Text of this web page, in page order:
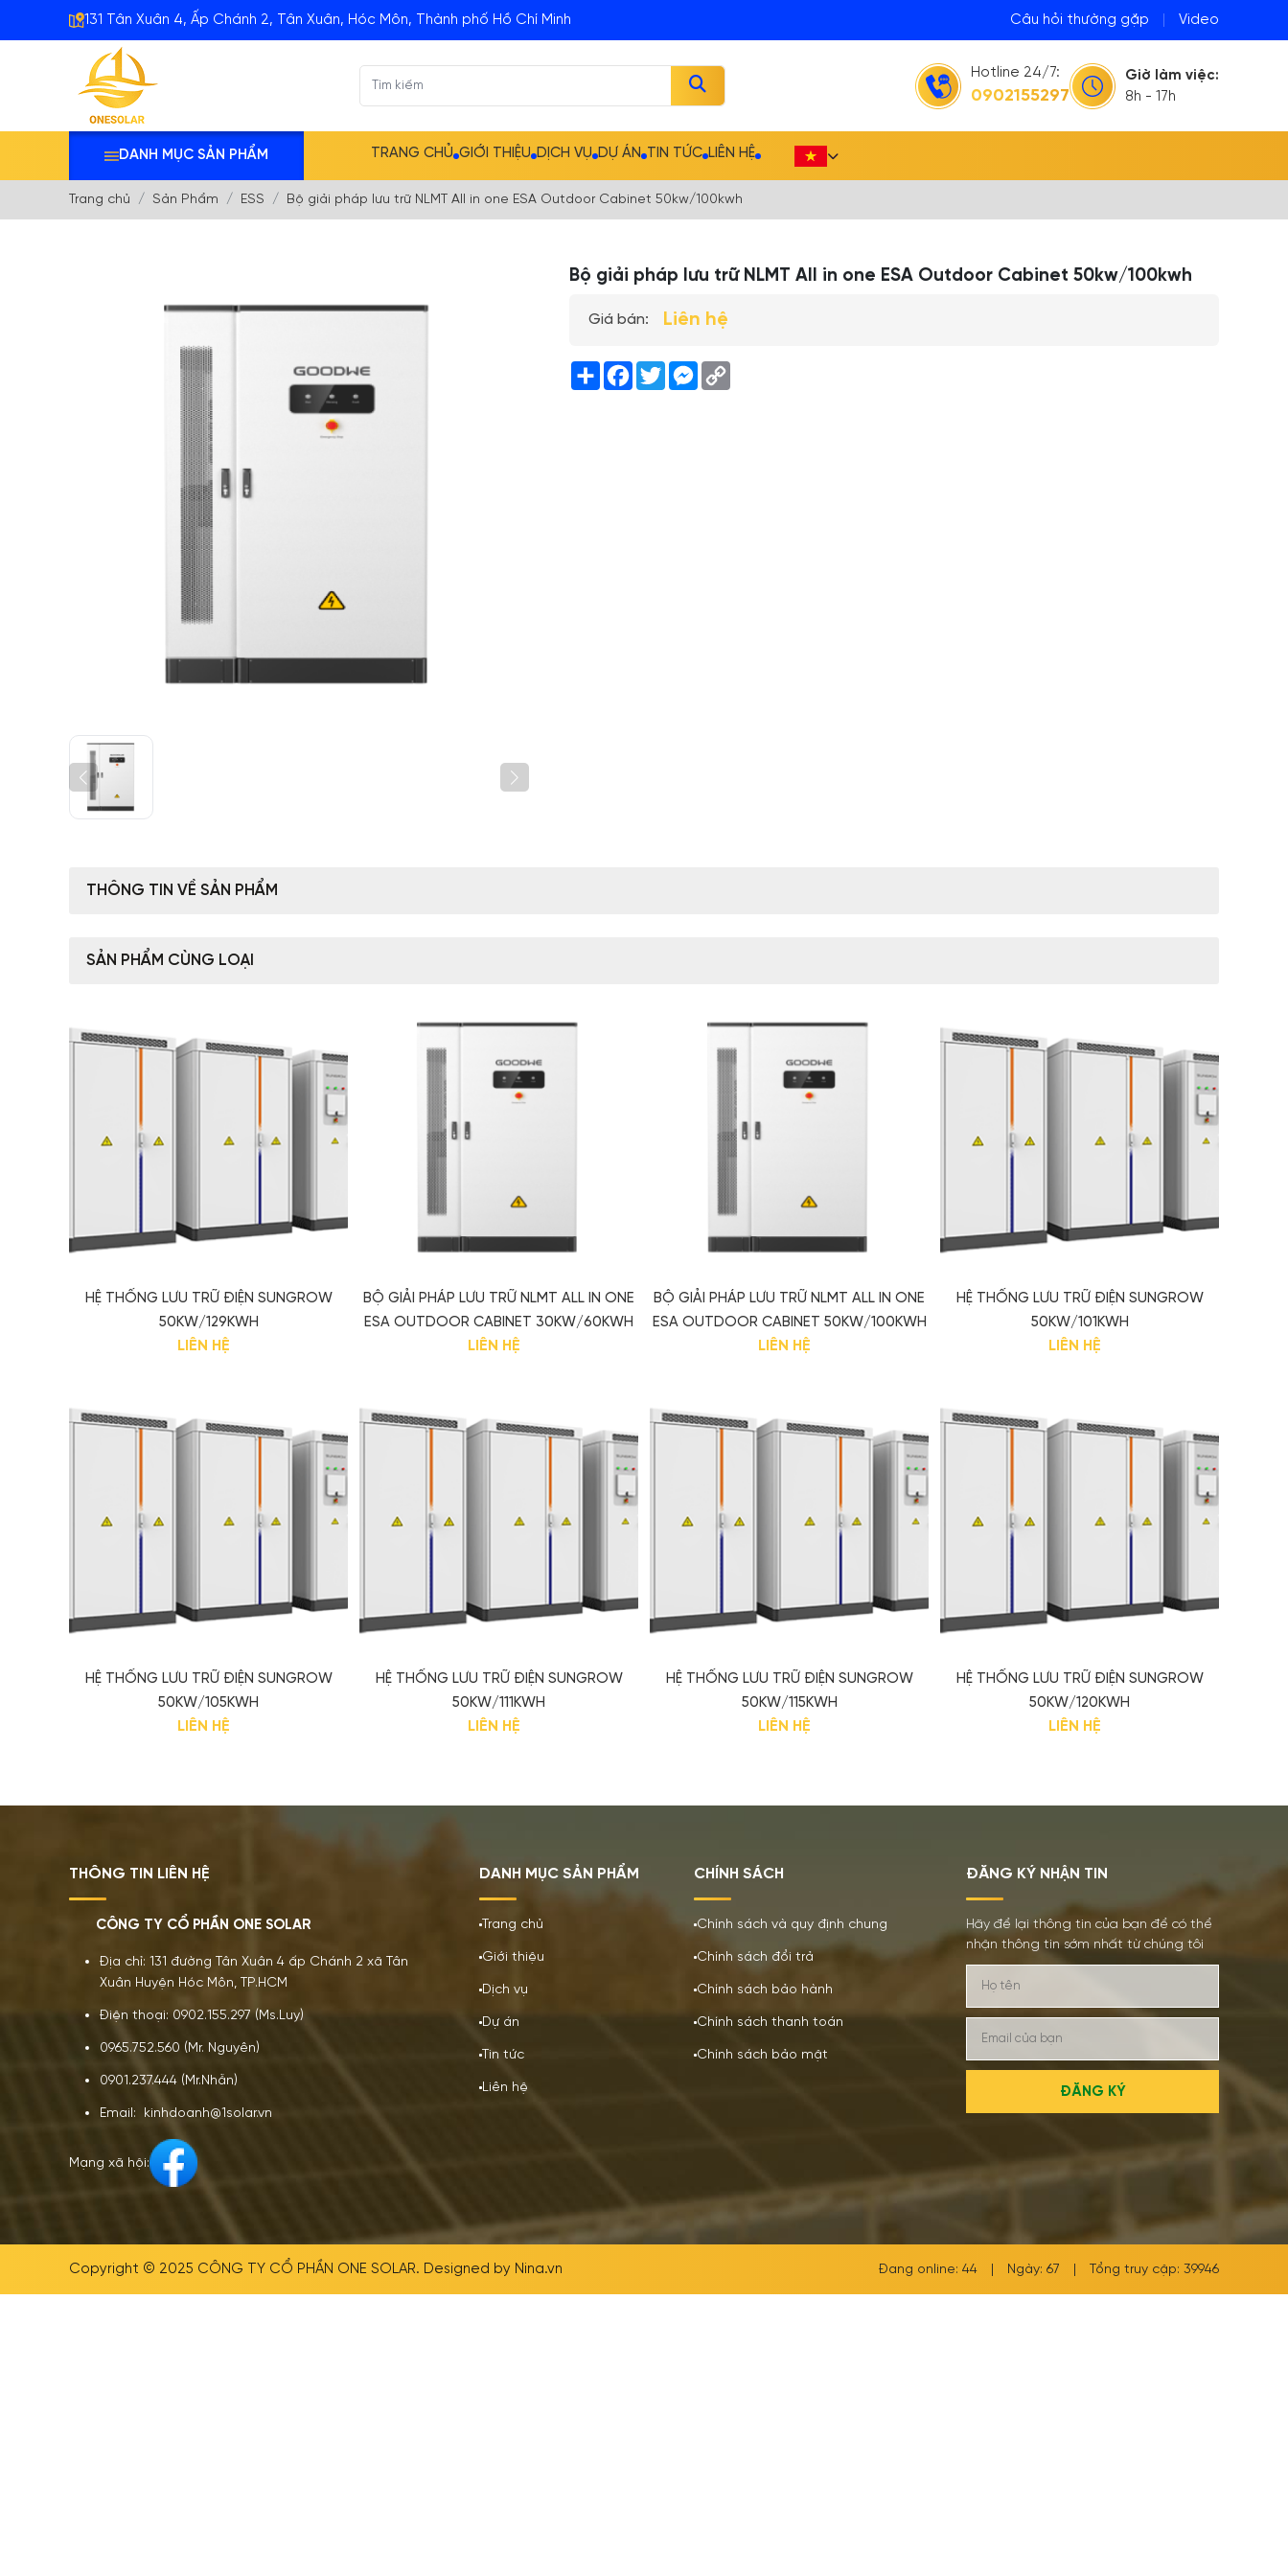
131 Tân Xuân 4, Ấp Chánh 2, Tân Xuân, Hóc Môn, Thành phố Hồ Chí Minh Câu hỏi thường gặp Video
Hotline 24/7:
0902155297
Giờ làm việc:
8h - 17h
DANH MỤC SẢN PHẨM TRANG CHỦ GIỚI THIỆU DỊCH VỤ DỰ ÁN TIN TỨC LIÊN HỆ
Trang chủ Sản Phẩm ESS Bộ giải pháp lưu trữ NLMT All in one ESA Outdoor Cabinet 50kw/100kwh
Bộ giải pháp lưu trữ NLMT All in one ESA Outdoor Cabinet 50kw/100kwh
Giá bán: Liên hệ
ShareFacebook
TwitterMessenger
THÔNG TIN VỀ SẢN PHẨM
SẢN PHẨM CÙNG LOẠI
HỆ THỐNG LƯU TRỮ ĐIỆN SUNGROW
50KW/129KWH
LIÊN HỆ
BỘ GIẢI PHÁP LƯU TRỮ NLMT ALL IN ONE
ESA OUTDOOR CABINET 30KW/60KWH
LIÊN HỆ
BỘ GIẢI PHÁP LƯU TRỮ NLMT ALL IN ONE
ESA OUTDOOR CABINET 50KW/100KWH
LIÊN HỆ
HỆ THỐNG LƯU TRỮ ĐIỆN SUNGROW
50KW/101KWH
LIÊN HỆ
HỆ THỐNG LƯU TRỮ ĐIỆN SUNGROW
50KW/105KWH
LIÊN HỆ
HỆ THỐNG LƯU TRỮ ĐIỆN SUNGROW
50KW/111KWH
LIÊN HỆ
HỆ THỐNG LƯU TRỮ ĐIỆN SUNGROW
50KW/115KWH
LIÊN HỆ
HỆ THỐNG LƯU TRỮ ĐIỆN SUNGROW
50KW/120KWH
LIÊN HỆ
THÔNG TIN LIÊN HỆ
CÔNG TY CỔ PHẦN ONE SOLAR
Địa chỉ: 131 đường Tân Xuân 4 ấp Chánh 2 xã Tân
Xuân Huyện Hóc Môn, TP.HCM
Điện thoại: 0902.155.297 (Ms.Luy)
0965.752.560 (Mr. Nguyên)
0901.237.444 (Mr.Nhẫn)
Email: kinhdoanh@1solar.vn
Mạng xã hội:
DANH MỤC SẢN PHẨM
Trang chủ
Giới thiệu
Dịch vụ
Dự án
Tin tức
Liên hệ
CHÍNH SÁCH
Chính sách và quy định chung
Chính sách đổi trả
Chính sách bảo hành
Chính sách thanh toán
Chính sách bảo mật
ĐĂNG KÝ NHẬN TIN
Hãy để lại thông tin của bạn để có thể
nhận thông tin sớm nhất từ chúng tôi
ĐĂNG KÝ
Copyright © 2025 CÔNG TY CỔ PHẦN ONE SOLAR. Designed by Nina.vn Đang online: 44 Ngày: 67 Tổng truy cập: 39946